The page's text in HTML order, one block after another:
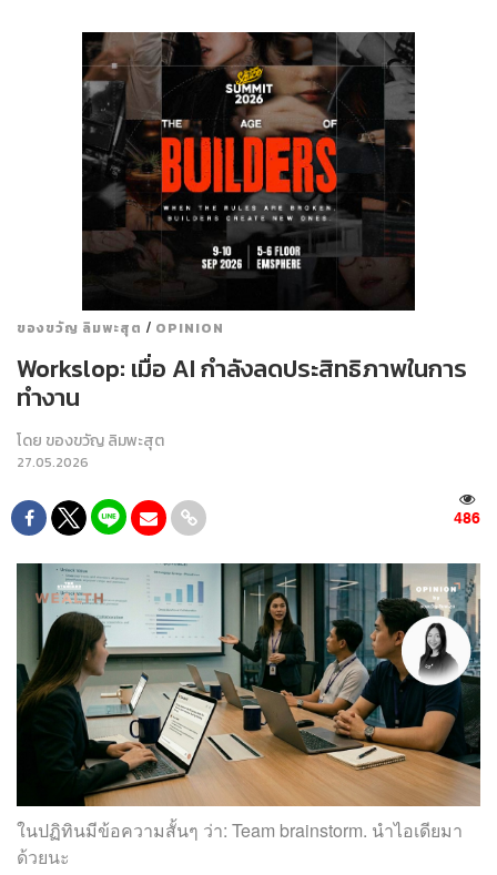
ของขวัญ ลิมพะสุต / OPINION
Workslop: เมื่อ AI กำลังลดประสิทธิภาพในการ
ทำงาน
โดย ของขวัญ ลิมพะสุต
27.05.2026
486
ในปฏิทินมีข้อความสั้นๆ ว่า: Team brainstorm. นำไอเดียมา
ด้วยนะ